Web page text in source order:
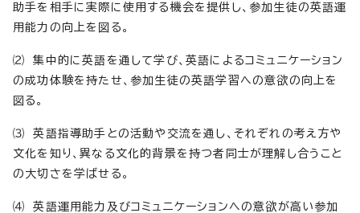
助手を相手に実際に使用する機会を提供し、参加生徒の英語運
用能力の向上を図る。
⑵ 集中的に英語を通して学び、英語によるコミュニケーション
の成功体験を持たせ、参加生徒の英語学習への意欲の向上を
図る。
⑶ 英語指導助手との活動や交流を通し、それぞれの考え方や
文化を知り、異なる文化的背景を持つ者同士が理解し合うこと
の大切さを学ばせる。
⑷ 英語運用能力及びコミュニケーションへの意欲が高い参加